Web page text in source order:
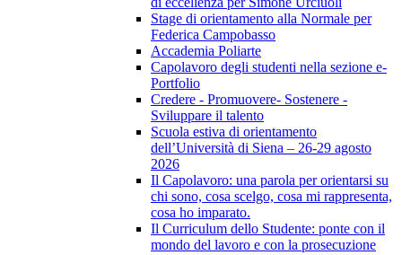
Stage di orientamento alla Normale per
Federica Campobasso
Accademia Poliarte
Capolavoro degli studenti nella sezione e-
Portfolio
Credere - Promuovere- Sostenere -
Sviluppare il talento
Scuola estiva di orientamento
dell’Università di Siena – 26-29 agosto
2026
Il Capolavoro: una parola per orientarsi su
chi sono, cosa scelgo, cosa mi rappresenta,
cosa ho imparato.
Il Curriculum dello Studente: ponte con il
mondo del lavoro e con la prosecuzione